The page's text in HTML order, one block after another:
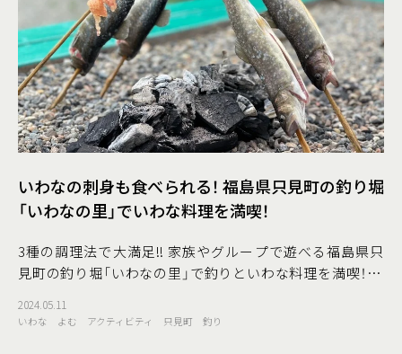
いわなの刺身も食べられる！ 福島県只見町の釣り堀
「いわなの里」でいわな料理を満喫！
3種の調理法で大満足!! 家族やグループで遊べる福島県只
見町の釣り堀「いわなの里」で釣りといわな料理を満喫！ 渓
やっぱり釣りたての調理が一番美味しいですよね！ 実際に
2024.05.11
いわな よむ アクティビティ 只見町 釣り